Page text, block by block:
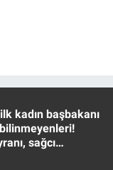
kadın başbakanı
sağcı